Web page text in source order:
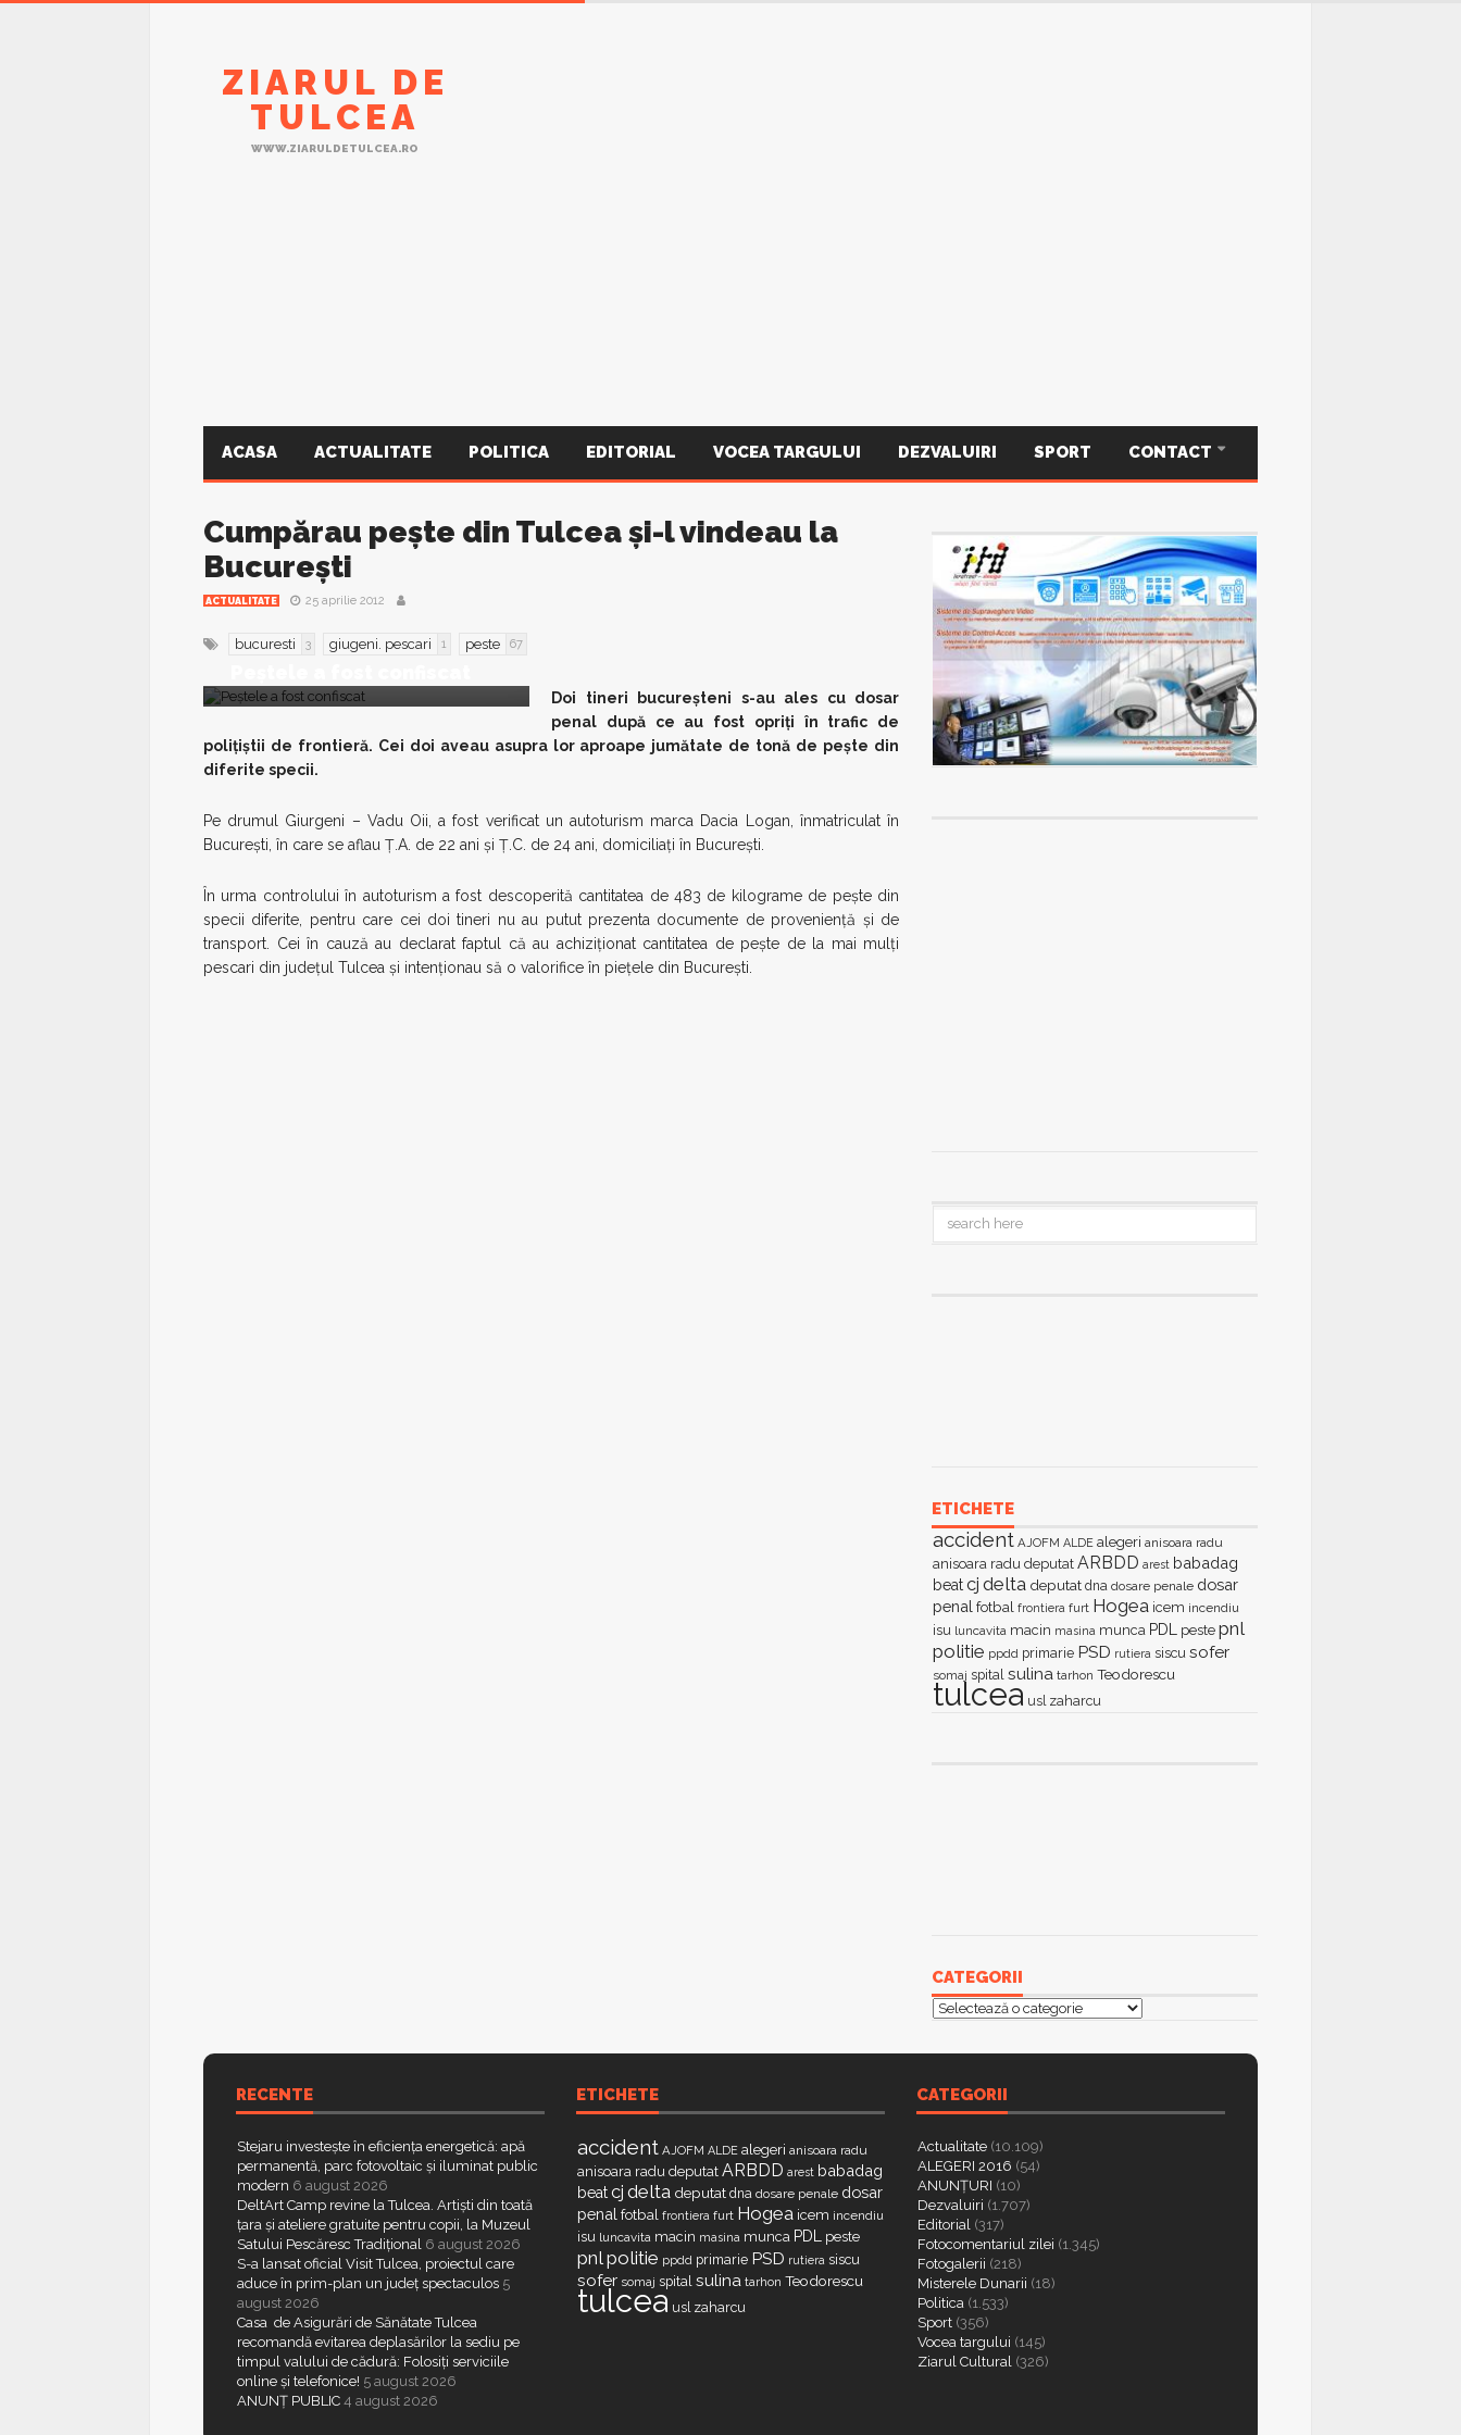
ZIARUL DE
TULCEA
WWW.ZIARULDETULCEA.RO
ACASA ACTUALITATE POLITICA EDITORIAL VOCEA TARGULUI DEZVALUIRI SPORT CONTACT
Cumpărau peşte din Tulcea şi-l vindeau la
Bucureşti
ACTUALITATE 25 aprilie 2012
bucuresti 3 giugeni. pescari 1 peste 67
Doi tineri bucureşteni s-au ales cu dosar
penal după ce au fost opriţi în trafic de
poliţiştii de frontieră. Cei doi aveau asupra lor aproape jumătate de tonă de peşte din
diferite specii.
Pe drumul Giurgeni – Vadu Oii, a fost verificat un autoturism marca Dacia Logan, înmatriculat în
Bucureşti, în care se aflau Ţ.A. de 22 ani şi Ţ.C. de 24 ani, domiciliaţi în Bucureşti.
În urma controlului în autoturism a fost descoperită cantitatea de 483 de kilograme de peşte din
specii diferite, pentru care cei doi tineri nu au putut prezenta documente de provenienţă şi de
transport. Cei în cauză au declarat faptul că au achiziţionat cantitatea de peşte de la mai mulţi
pescari din judeţul Tulcea şi intenţionau să o valorifice în pieţele din Bucureşti.
ETICHETE
accident AJOFM ALDE alegeri anisoara radu
anisoara radu deputat ARBDD arest babadag
beatcj delta deputat dna dosare penale dosar
penal fotbal frontiera furt Hogea icem incendiu
isu luncavita macin masina munca PDL peste pnl
politie ppdd primarie PSD rutiera siscu sofer
somaj spital sulina tarhon Teodorescu
tulcea usl zaharcu
CATEGORII
Categorii
RECENTE
Stejaru investește în eficiența energetică: apă
permanentă, parc fotovoltaic și iluminat public
modern 6 august 2026
DeltArt Camp revine la Tulcea. Artiști din toată
țara și ateliere gratuite pentru copii, la Muzeul
Satului Pescăresc Tradițional 6 august 2026
S-a lansat oficial Visit Tulcea, proiectul care
aduce în prim-plan un județ spectaculos 5
august 2026
Casa de Asigurări de Sănătate Tulcea
recomandă evitarea deplasărilor la sediu pe
timpul valului de cădură: Folosiți serviciile
online și telefonice! 5 august 2026
ANUNȚ PUBLIC 4 august 2026
ETICHETE
accident AJOFM ALDE alegeri anisoara radu
anisoara radu deputat ARBDD arest babadag
beatcj delta deputat dna dosare penale dosar
penal fotbal frontiera furt Hogea icem incendiu
isu luncavita macin masina munca PDL peste
pnl politie ppdd primarie PSD rutiera siscu
sofer somaj spital sulina tarhon Teodorescu
tulcea usl zaharcu
CATEGORII
Actualitate (10.109)
ALEGERI 2016 (54)
ANUNȚURI (10)
Dezvaluiri (1.707)
Editorial (317)
Fotocomentariul zilei (1.345)
Fotogalerii (218)
Misterele Dunarii (18)
Politica (1.533)
Sport (356)
Vocea targului (145)
Ziarul Cultural (326)